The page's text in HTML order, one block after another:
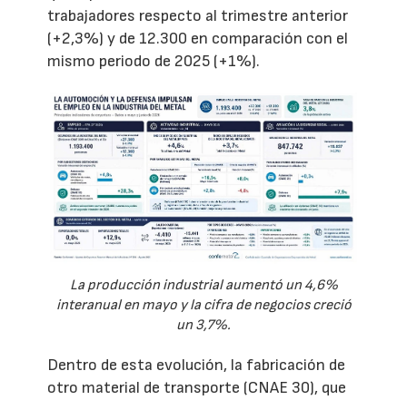
trabajadores respecto al trimestre anterior
(+2,3%) y de 12.300 en comparación con el
mismo periodo de 2025 (+1%).
La producción industrial aumentó un 4,6%
interanual en mayo y la cifra de negocios creció
un 3,7%.
Dentro de esta evolución, la fabricación de
otro material de transporte (CNAE 30), que